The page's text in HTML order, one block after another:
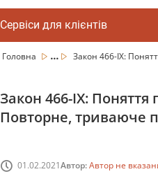
Сервіси для клієнтів
Головна ... Закон 466-IX:
Закон 466-IX:
Повторне, триваюче
01.02.2021Автор:Автор не